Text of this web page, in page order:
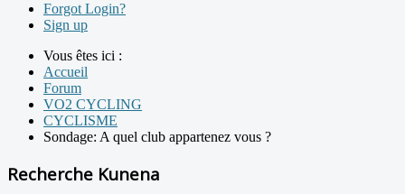
Forgot Login?
Sign up
Vous êtes ici :
Accueil
Forum
VO2 CYCLING
CYCLISME
Sondage: A quel club appartenez vous ?
Recherche Kunena